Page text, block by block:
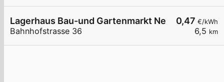
0,47 €/kWh
6,5 km
Lagerhaus Bau-und Gartenmarkt Neulengbach
Bahnhofstrasse 36